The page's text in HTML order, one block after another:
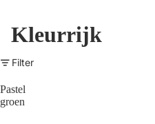
Kleurrijk
Filter
Pastel
groen